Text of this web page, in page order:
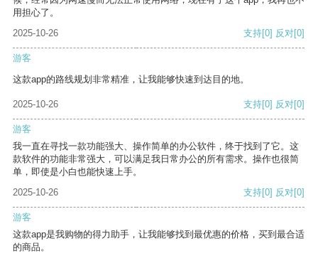
用担心了。
2025-10-26
支持[0] 反对[0]
游客
这款app的路线规划非常精准，让我能够快速到达目的地。
2025-10-26 支持[0] 反对[0]
游客
我一直在寻找一款功能强大、操作简单的办公软件，终于找到了它。这
款软件的功能非常强大，可以满足我日常办公的所有需求。操作也很简
单，即使是小白也能快速上手。
2025-10-26
支持[0] 反对[0]
游客
这款app是我购物的得力助手，让我能够找到最优惠的价格，买到最合适
的商品。